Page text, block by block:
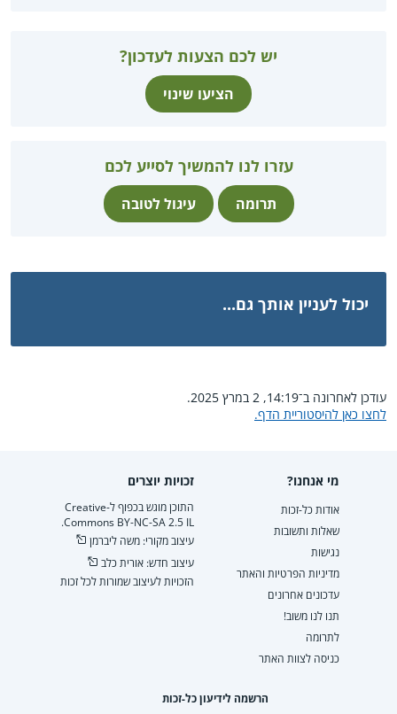
יש לכם הצעות לעדכון?
הציעו שינוי
עזרו לנו להמשיך לסייע לכם
תרומה עיגול לטובה
יכול לעניין אותך גם...
עודכן לאחרונה ב־14:19, 2 במרץ 2025.
לחצו כאן להיסטוריית הדף.
מי אנחנו?
אודות כל-זכות
שאלות ותשובות
נגישות
מדיניות הפרטיות והאתר
עדכונים אחרונים
תנו לנו משוב!
לתרומה
כניסה לצוות האתר
זכויות יוצרים
התוכן מוגש בכפוף ל-Creative
Commons BY-NC-SA 2.5 IL.
עיצוב מקורי: משה ליברמן
עיצוב חדש: אורית כלב
הזכויות לעיצוב שמורות לכל זכות
הרשמה לידיעון כל-זכות